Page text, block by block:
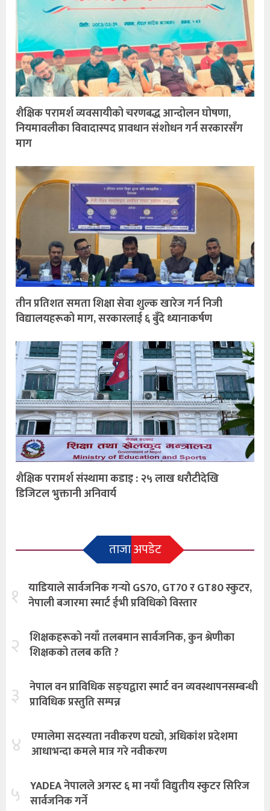
शैक्षिक परामर्श व्यवसायीको चरणबद्ध आन्दोलन घोषणा,
नियमावलीका विवादास्पद प्रावधान संशोधन गर्न सरकारसँग
माग
तीन प्रतिशत समता शिक्षा सेवा शुल्क खारेज गर्न निजी
विद्यालयहरूको माग, सरकारलाई ६ बुँदे ध्यानाकर्षण
शैक्षिक परामर्श संस्थामा कडाइ : २५ लाख धरौटीदेखि
डिजिटल भुक्तानी अनिवार्य
ताजा अपडेट
१ याडियाले सार्वजनिक गर्‍यो GS70, GT70 र GT80 स्कुटर,
नेपाली बजारमा स्मार्ट ईभी प्रविधिको विस्तार
२ शिक्षकहरूको नयाँ तलबमान सार्वजनिक, कुन श्रेणीका
शिक्षकको तलब कति ?
३ नेपाल वन प्राविधिक सङ्घद्वारा स्मार्ट वन व्यवस्थापनसम्बन्धी
प्राविधिक प्रस्तुति सम्पन्न
४ एमालेमा सदस्यता नवीकरण घट्यो, अधिकांश प्रदेशमा
आधाभन्दा कमले मात्र गरे नवीकरण
५ YADEA नेपालले अगस्ट ६ मा नयाँ विद्युतीय स्कुटर सिरिज
सार्वजनिक गर्ने